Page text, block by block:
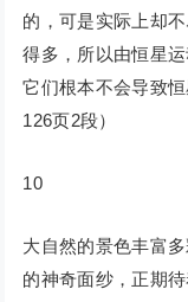
的，可是实际上却
得多，所以由恒星
它们根本不会导致
126页2段）
10
大自然的景色丰富
的神奇面纱，正期